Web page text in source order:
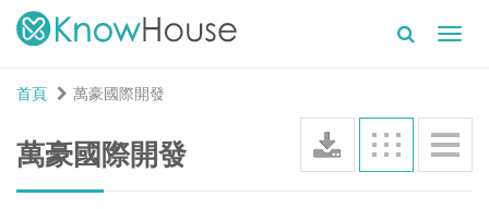
首頁
萬豪國際開發
萬豪國際開發